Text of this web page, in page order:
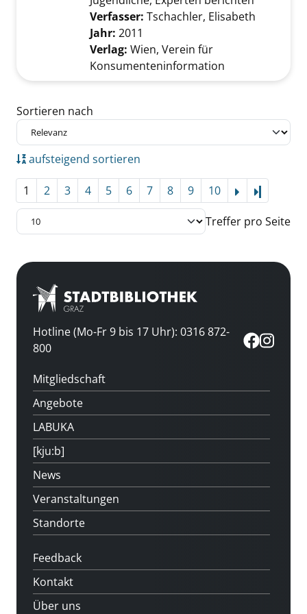
Verfasser: Tschachler, Elisabeth
Jahr: 2011
Verlag: Wien, Verein für
Konsumenteninformation
Zu den Suchfiltern springen
Sortieren nach
aufsteigend sortieren
1 2 3 4 5 6 7 8 9 10
Treffer pro Seite
Hotline (Mo-Fr 9 bis 17 Uhr): 0316 872-
800
Mitgliedschaft
Angebote
LABUKA
[kju:b]
News
Veranstaltungen
Standorte
Feedback
Kontakt
Über uns